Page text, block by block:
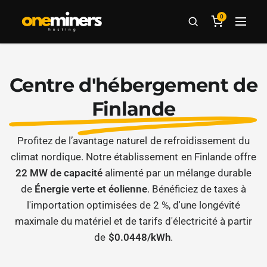
0
Centre d'hébergement de
Finlande
Profitez de l’avantage naturel de refroidissement du
climat nordique. Notre établissement en Finlande offre
22 MW de capacitéalimenté par un mélange durable
de Énergie verte et éolienne. Bénéficiez de taxes à
l'importation optimisées de 2 %, d'une longévité
maximale du matériel et de tarifs d'électricité à partir
de $0.0448/kWh.